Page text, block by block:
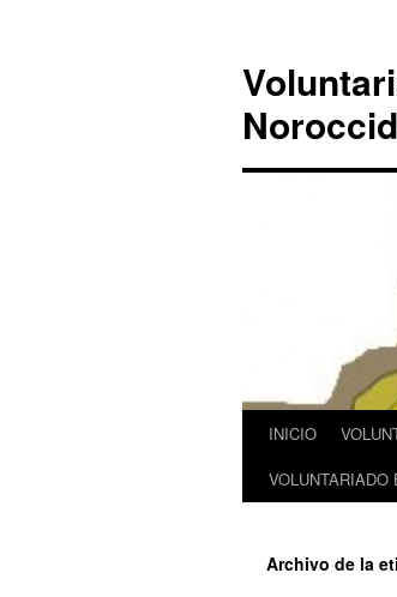
contenido
INICIO
VOLUNTARIADO
Archivo de la